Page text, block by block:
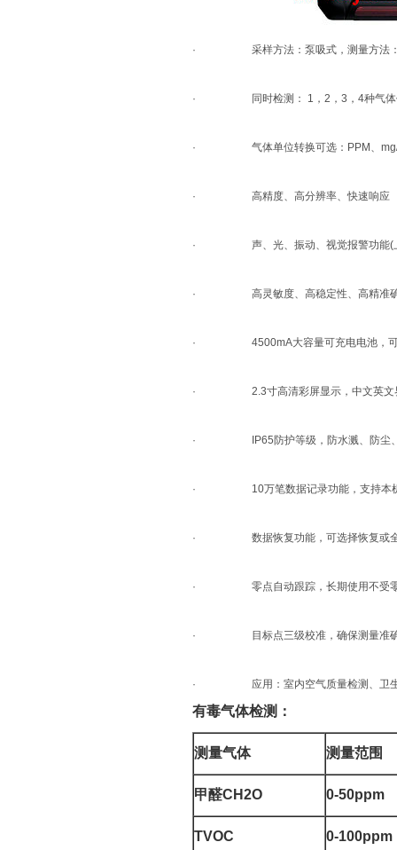
· 采样方法：泵吸式，测量方法：
· 同时检测： 1，2，3，4种气体
· 气体单位转换可选：PPM、mg/
· 高精度、高分辨率、快速响应
· 声、光、振动、视觉报警功能(上、
· 高灵敏度、高稳定性、高精准确
· 4500mA大容量可充电电池，可长
· 2.3寸高清彩屏显示，中文英文界面
· IP65防护等级，防水溅、防尘、防爆
· 10万笔数据记录功能，支持本机查
· 数据恢复功能，可选择恢复或全
· 零点自动跟踪，长期使用不受零
· 目标点三级校准，确保测量准
· 应用：室内空气质量检测、卫生防
有毒气体检测：
测量气体 测量范围
甲醛CH2O 0-50ppm
TVOC 0-100ppm